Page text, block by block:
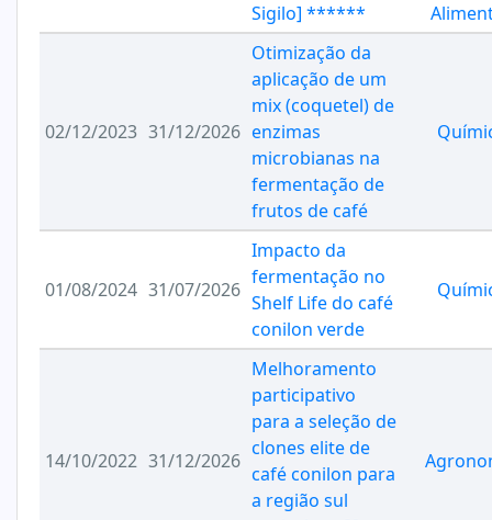
Sigilo] ******
02/12/2023 31/12/2026
Otimização da
aplicação de um
mix (coquetel) de
enzimas
microbianas na
fermentação de
frutos de café
01/08/2024 31/07/2026
Impacto da
fermentação no
Shelf Life do café
conilon verde
14/10/2022 31/12/2026
Melhoramento
participativo
para a seleção de
clones elite de
café conilon para
a região sul